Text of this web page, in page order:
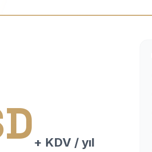
+ KDV / yıl